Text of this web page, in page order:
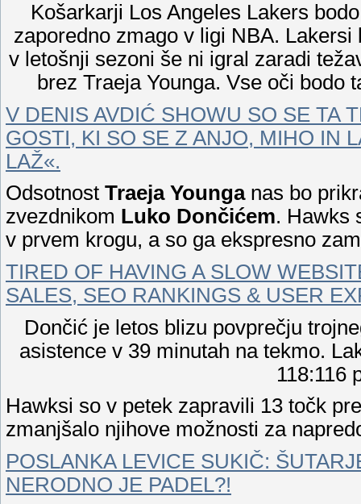
Košarkarji Los Angeles Lakers
zaporedno zmago v ligi NBA.
v letošnji sezoni še ni igral zaradi
brez Traeja Younga. Vse oči bodo
V DENIS AVDIĆ SHOWU SO SE TA
GOSTI, KI SO SE Z ANJO, MIHO IN
LAŽ«.
Odsotnost Traeja Younga nas bo
zvezdnikom Luko Dončićem. Hawks
v prvem krogu, a so ga ekspresno
TIRED OF HAVING A SLOW
SALES, SEO RANKINGS & USER
Dončić je letos blizu povprečju
asistence v 39 minutah na tekmo.
118:116
Hawksi so v petek zapravili 13 točk
zmanjšalo njihove možnosti za
POSLANKA LEVICE SUKIČ:
NERODNO JE PADEL?!